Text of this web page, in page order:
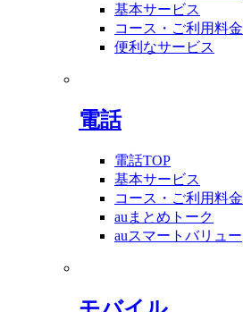
基本サービス
コース・ご利用料金
便利なサービス
電話
電話TOP
基本サービス
コース・ご利用料金
auまとめトーク
auスマートバリュー